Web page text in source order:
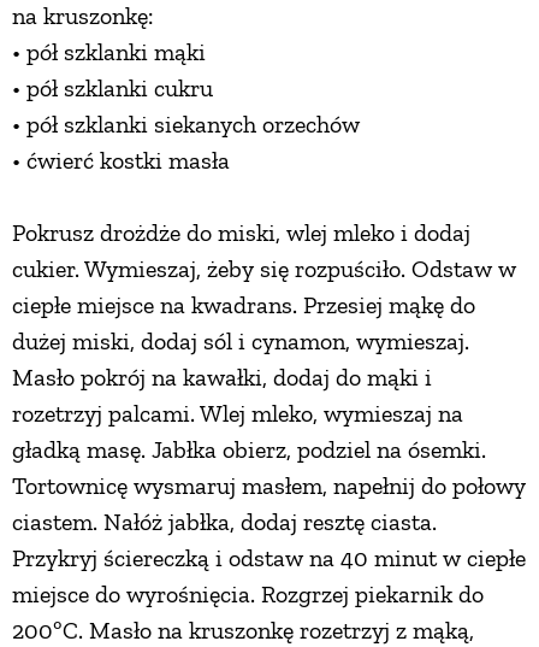
na kruszonkę:
• pół szklanki mąki
• pół szklanki cukru
• pół szklanki siekanych orzechów
• ćwierć kostki masła
Pokrusz drożdże do miski, wlej mleko i dodaj
cukier. Wymieszaj, żeby się rozpuściło. Odstaw w
ciepłe miejsce na kwadrans. Przesiej mąkę do
dużej miski, dodaj sól i cynamon, wymieszaj.
Masło pokrój na kawałki, dodaj do mąki i
rozetrzyj palcami. Wlej mleko, wymieszaj na
gładką masę. Jabłka obierz, podziel na ósemki.
Tortownicę wysmaruj masłem, napełnij do połowy
ciastem. Nałóż jabłka, dodaj resztę ciasta.
Przykryj ściereczką i odstaw na 40 minut w ciepłe
miejsce do wyrośnięcia. Rozgrzej piekarnik do
200ºC. Masło na kruszonkę rozetrzyj z mąką,